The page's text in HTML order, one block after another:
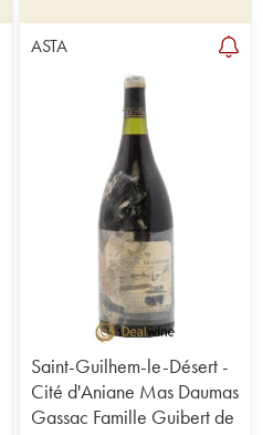
ASTA
Saint-Guilhem-le-Désert -
Cité d'Aniane Mas Daumas
Gassac Famille Guibert de